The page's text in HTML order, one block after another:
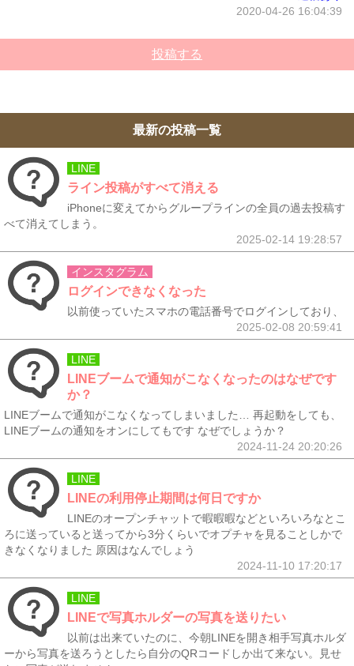
2020-04-26 16:04:39
投稿する
最新の投稿一覧
LINE
ライン投稿がすべて消える
iPhoneに変えてからグループラインの全員の過去投稿す
べて消えてしまう。
2025-02-14 19:28:57
インスタグラム
ログインできなくなった
以前使っていたスマホの電話番号でログインしており、
2025-02-08 20:59:41
LINE
LINEブームで通知がこなくなったのはなぜです
か？
LINEブームで通知がこなくなってしまいました… 再起動をしても、
LINEブームの通知をオンにしてもです なぜでしょうか？
2024-11-24 20:20:26
LINE
LINEの利用停止期間は何日ですか
LINEのオープンチャットで暇暇暇などといろいろなとこ
ろに送っていると送ってから3分くらいでオプチャを見ることしかで
きなくなりました 原因はなんでしょう
2024-11-10 17:20:17
LINE
LINEで写真ホルダーの写真を送りたい
以前は出来ていたのに、今朝LINEを開き相手写真ホルダ
ーから写真を送ろうとしたら自分のQRコードしか出て来ない。見せ